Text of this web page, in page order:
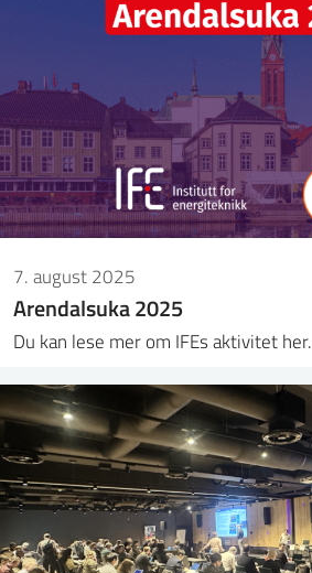
7. august 2025
Arendalsuka 2025
Du kan lese mer om IFEs aktivitet her.